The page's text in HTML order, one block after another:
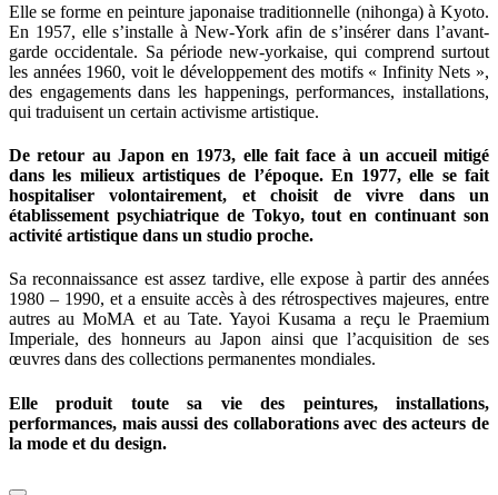
Elle se forme en peinture japonaise traditionnelle (nihonga) à Kyoto.
En 1957, elle s’installe à New-York afin de s’insérer dans l’avant-
garde occidentale. Sa période new-yorkaise, qui comprend surtout
les années 1960, voit le développement des motifs « Infinity Nets »,
des engagements dans les happenings, performances, installations,
qui traduisent un certain activisme artistique.
De retour au Japon en 1973, elle fait face à un accueil mitigé
dans les milieux artistiques de l’époque. En 1977, elle se fait
hospitaliser volontairement, et choisit de vivre dans un
établissement psychiatrique de Tokyo, tout en continuant son
activité artistique dans un studio proche.
Sa reconnaissance est assez tardive, elle expose à partir des années
1980 – 1990, et a ensuite accès à des rétrospectives majeures, entre
autres au MoMA et au Tate. Yayoi Kusama a reçu le Praemium
Imperiale, des honneurs au Japon ainsi que l’acquisition de ses
œuvres dans des collections permanentes mondiales.
Elle produit toute sa vie des peintures, installations,
performances, mais aussi des collaborations avec des acteurs de
la mode et du design.